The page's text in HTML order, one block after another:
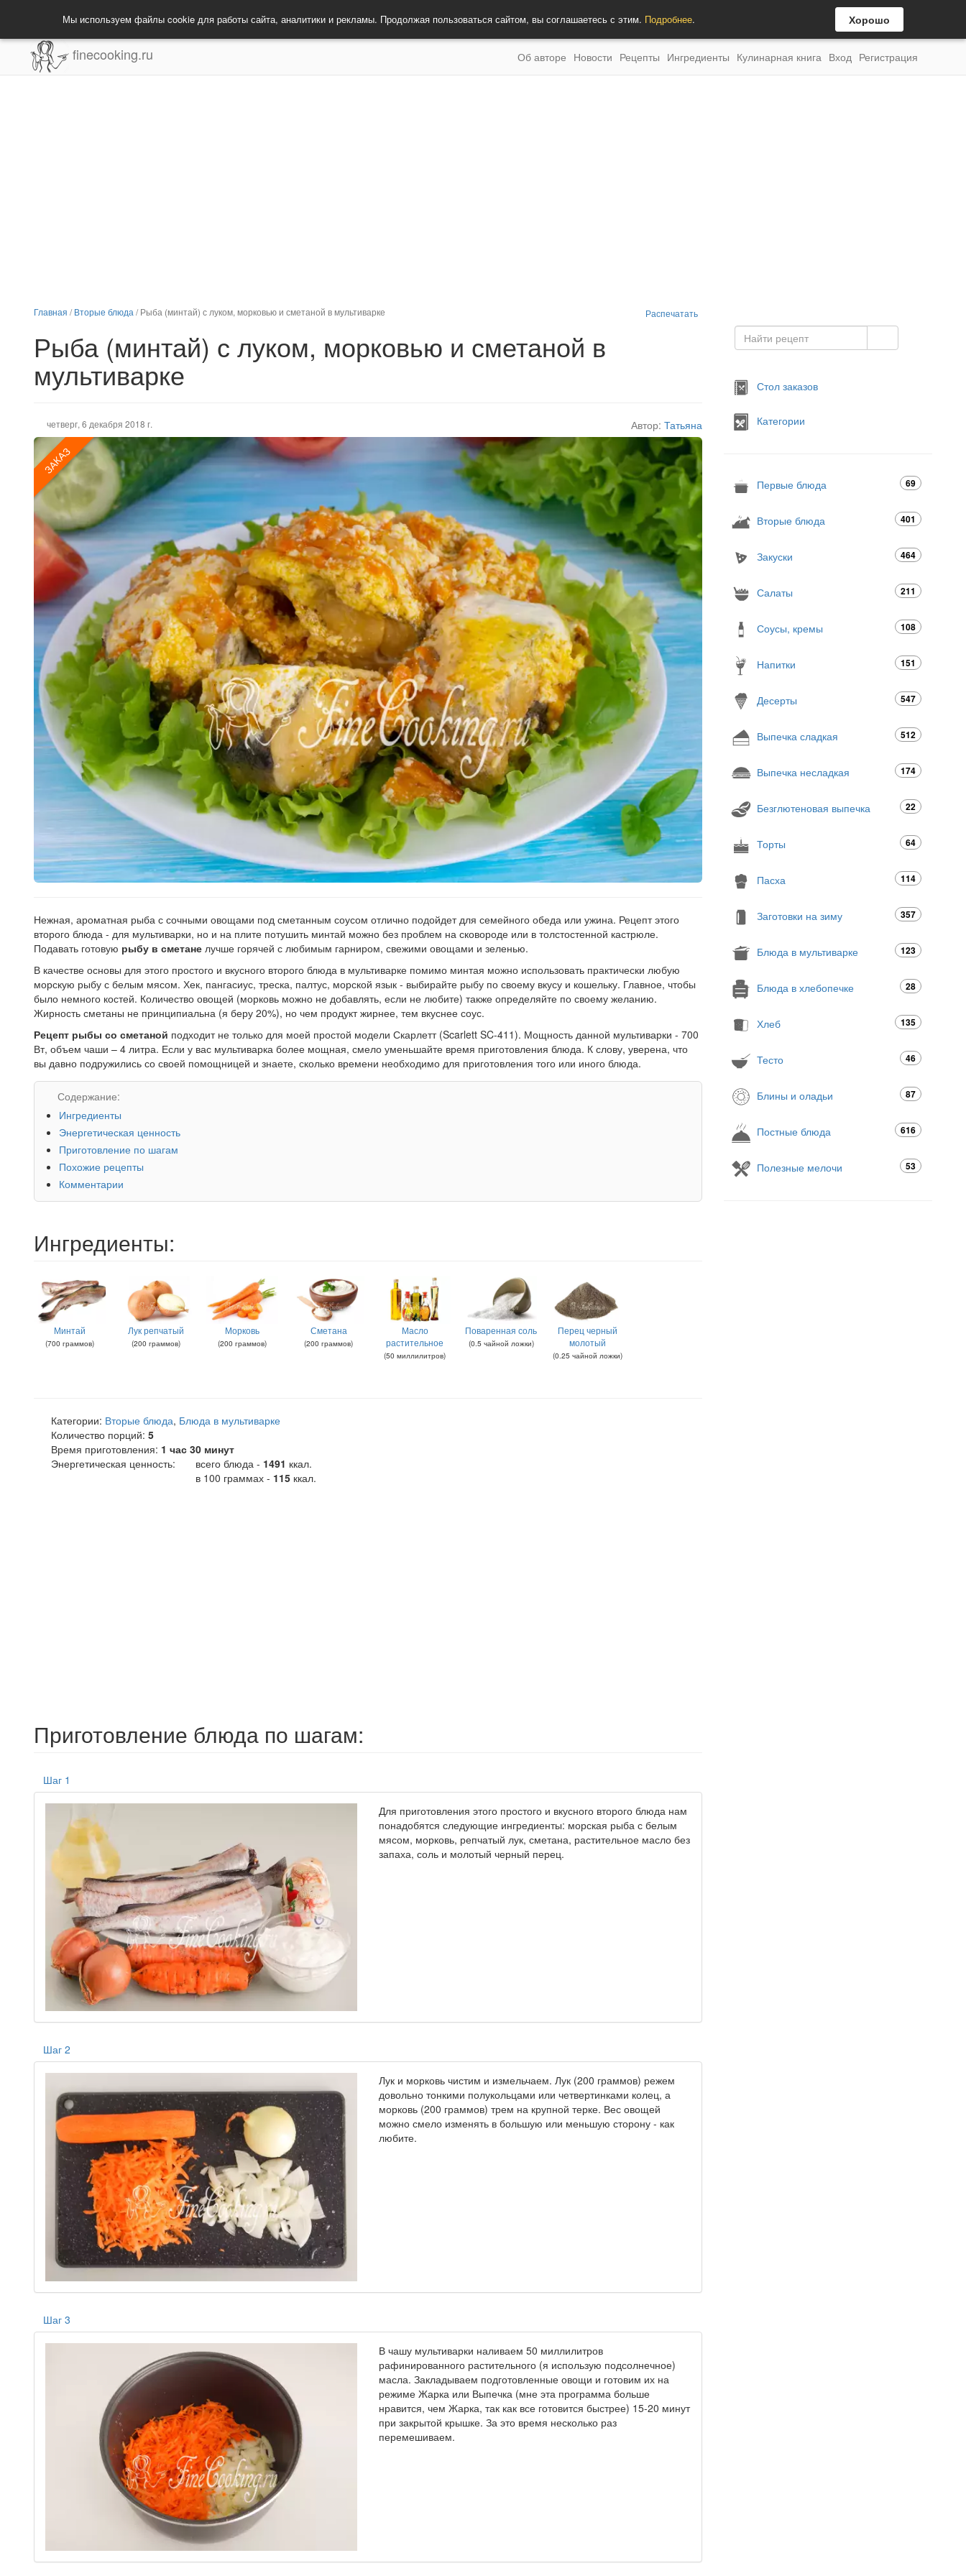
Мы используем файлы cookie для работы сайта, аналитики и рекламы. Продолжая пользоваться сайтом, вы соглашаетесь с этим. Подробнее. Хорошо
finecooking.ru Об авторе Новости Рецепты Ингредиенты Кулинарная книга Вход Регистрация
Распечатать
Главная /Вторые блюда /Рыба (минтай) с луком, морковью и сметаной в мультиварке
Рыба (минтай) с луком, морковью и сметаной в
мультиварке
Автор: Татьяна
четверг, 6 декабря 2018 г.
ЗАКАЗ
заказу
Нежная, ароматная рыба с сочными овощами под сметанным соусом отлично подойдет для семейного обеда или ужина. Рецепт этого
второго блюда - для мультиварки, но и на плите потушить минтай можно без проблем на сковороде или в толстостенной кастрюле.
Подавать готовую рыбу в сметане лучше горячей с любимым гарниром, свежими овощами и зеленью.
В качестве основы для этого простого и вкусного второго блюда в мультиварке помимо минтая можно использовать практически любую
морскую рыбу с белым мясом. Хек, пангасиус, треска, палтус, морской язык - выбирайте рыбу по своему вкусу и кошельку. Главное, чтобы
было немного костей. Количество овощей (морковь можно не добавлять, если не любите) также определяйте по своему желанию.
Жирность сметаны не принципиальна (я беру 20%), но чем продукт жирнее, тем вкуснее соус.
Рецепт рыбы со сметаной подходит не только для моей простой модели Скарлетт (Scarlett SC-411). Мощность данной мультиварки - 700
Вт, объем чаши – 4 литра. Если у вас мультиварка более мощная, смело уменьшайте время приготовления блюда. К слову, уверена, что
вы давно подружились со своей помощницей и знаете, сколько времени необходимо для приготовления того или иного блюда.
Содержание:
Ингредиенты
Энергетическая ценность
Приготовление по шагам
Похожие рецепты
Комментарии
Ингредиенты:
Минтай
(700 граммов)
Лук репчатый
(200 граммов)
Морковь
(200 граммов)
Сметана
(200 граммов)
Масло
растительное
(50 миллилитров)
Поваренная соль
(0.5 чайной ложки)
Перец черный
молотый
(0.25 чайной ложки)
Категории: Вторые блюда, Блюда в мультиварке
Количество порций: 5
Время приготовления: 1 час 30 минут
Энергетическая ценность:
всего блюда - 1491 ккал.
в 100 граммах - 115 ккал.
Приготовление блюда по шагам:
Шаг 1
Для приготовления этого простого и вкусного второго блюда нам
понадобятся следующие ингредиенты: морская рыба с белым
мясом, морковь, репчатый лук, сметана, растительное масло без
запаха, соль и молотый черный перец.
Шаг 2
Лук и морковь чистим и измельчаем. Лук (200 граммов) режем
довольно тонкими полукольцами или четвертинками колец, а
морковь (200 граммов) трем на крупной терке. Вес овощей
можно смело изменять в большую или меньшую сторону - как
любите.
Шаг 3
В чашу мультиварки наливаем 50 миллилитров
рафинированного растительного (я использую подсолнечное)
масла. Закладываем подготовленные овощи и готовим их на
режиме Жарка или Выпечка (мне эта программа больше
нравится, чем Жарка, так как все готовится быстрее) 15-20 минут
при закрытой крышке. За это время несколько раз
перемешиваем.
Стол заказов
Категории
Первые блюда 69
Вторые блюда 401
Закуски 464
Салаты 211
Соусы, кремы 108
Напитки 151
Десерты 547
Выпечка сладкая 512
Выпечка несладкая 174
Безглютеновая выпечка 22
Торты 64
Пасха 114
Заготовки на зиму 357
Блюда в мультиварке 123
Блюда в хлебопечке 28
Хлеб 135
Тесто 46
Блины и оладьи 87
Постные блюда 616
Полезные мелочи 53